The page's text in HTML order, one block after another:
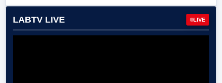
LABTV LIVE LIVE